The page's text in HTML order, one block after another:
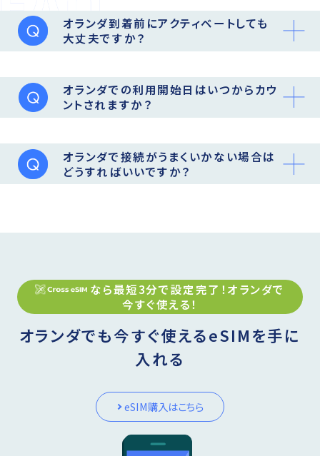
オランダ到着前にアクティベートしても
大丈夫ですか？
オランダでの利用開始日はいつからカウ
ントされますか？
オランダで接続がうまくいかない場合は
どうすればいいですか？
なら最短3分で設定完了！オランダで
今すぐ使える！
オランダでも今すぐ使えるeSIMを手に
入れる
eSIM購入はこちら